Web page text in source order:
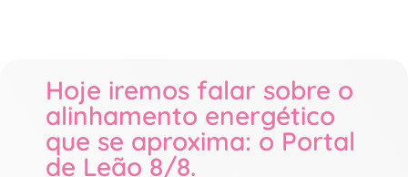
Hoje iremos falar sobre o
alinhamento energético
que se aproxima: o Portal
de Leão 8/8.